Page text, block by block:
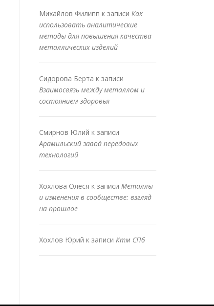
Михайлов Филипп к записи Как
использовать аналитические
методы для повышения качества
металлических изделий
Сидорова Берта к записи
Взаимосвязь между металлом и
состоянием здоровья
Смирнов Юлий к записи
Арамильский завод передовых
технологий
Хохлова Олеся к записи Металлы
и изменения в сообществе: взгляд
на прошлое
Хохлов Юрий к записи Ктм СПб